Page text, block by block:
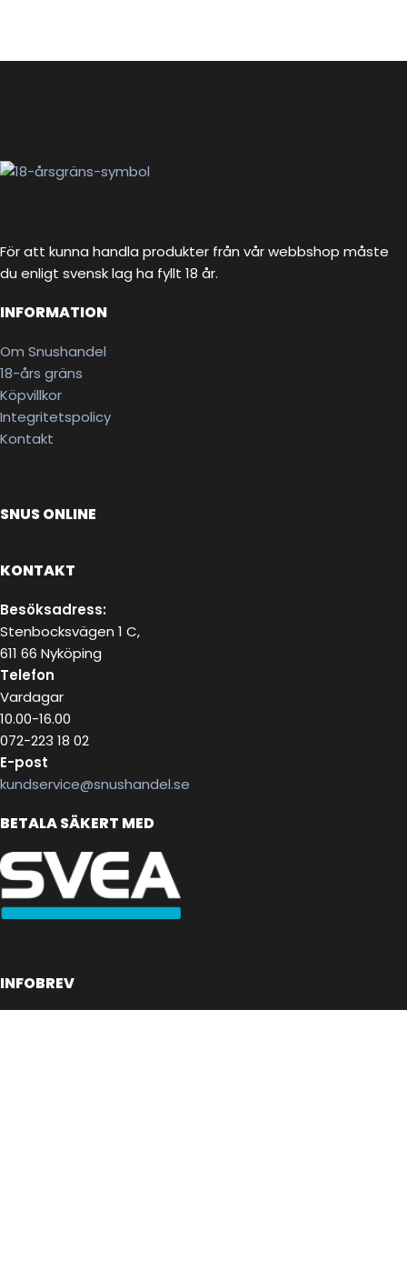
För att kunna handla produkter från vår webbshop måste
du enligt svensk lag ha fyllt 18 år.
INFORMATION
Om Snushandel
18-års gräns
Köpvillkor
Integritetspolicy
Kontakt
SNUS ONLINE
KONTAKT
Besöksadress:
Stenbocksvägen 1 C,
611 66 Nyköping
Telefon
Vardagar
10.00-16.00
072-223 18 02
E-post
kundservice@snushandel.se
BETALA SÄKERT MED
INFOBREV